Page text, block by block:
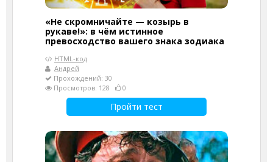
«Не скромничайте — козырь в
рукаве!»: в чём истинное
превосходство вашего знака зодиака
HTML-код
Андрей
Прохождений: 30
Просмотров: 128
0
Пройти тест